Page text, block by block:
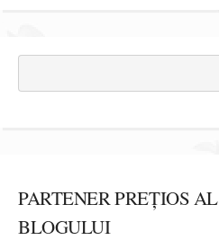
PARTENER PREȚIOS AL
BLOGULUI